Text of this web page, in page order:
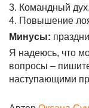
3. Командный дух.
4. Повышение
Минусы:
Я надеюсь, что
вопросы –
наступающими